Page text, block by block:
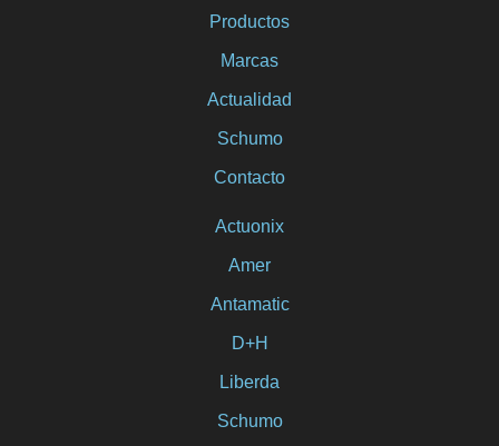
Productos
Marcas
Actualidad
Schumo
Contacto
Actuonix
Amer
Antamatic
D+H
Liberda
Schumo